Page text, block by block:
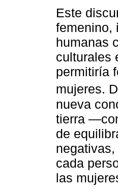
Este
femenino,
humanas
culturales
permitiría
mujeres.
nueva
tierra
de
cada
las